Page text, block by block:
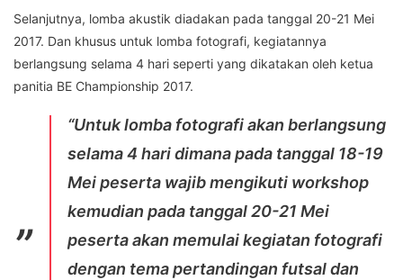
Selanjutnya, lomba akustik diadakan pada tanggal 20-21 Mei
2017. Dan khusus untuk lomba fotografi, kegiatannya
berlangsung selama 4 hari seperti yang dikatakan oleh ketua
panitia BE Championship 2017.
“Untuk lomba fotografi akan berlangsung
selama 4 hari dimana pada tanggal 18-19
Mei peserta wajib mengikuti workshop
kemudian pada tanggal 20-21 Mei
peserta akan memulai kegiatan fotografi
dengan tema pertandingan futsal dan